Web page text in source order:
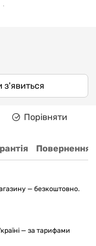
з'явиться
Порівняти
Повернення
— безкоштовно.
— за тарифами